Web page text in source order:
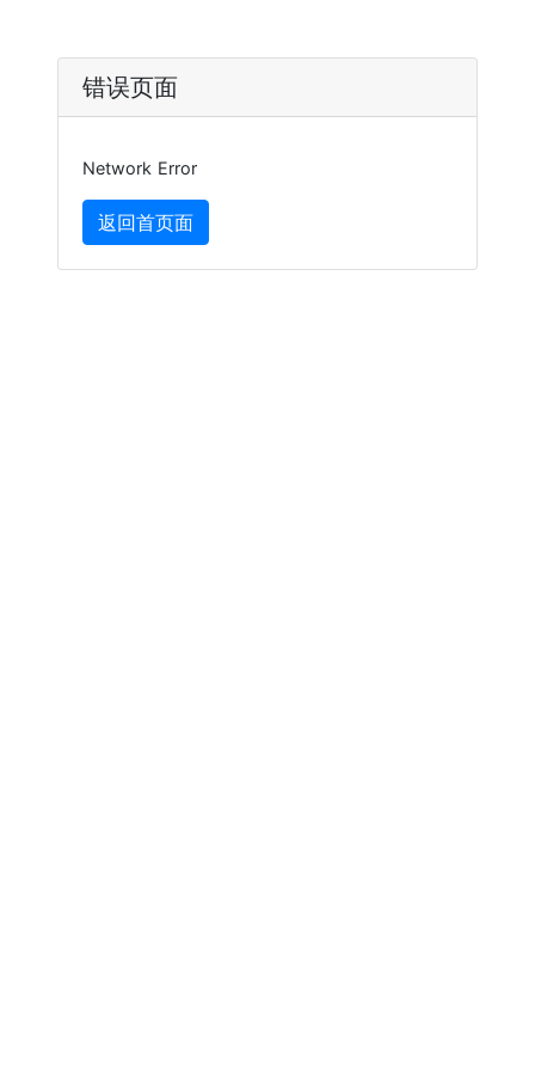
错误页面
Network Error
返回首页面